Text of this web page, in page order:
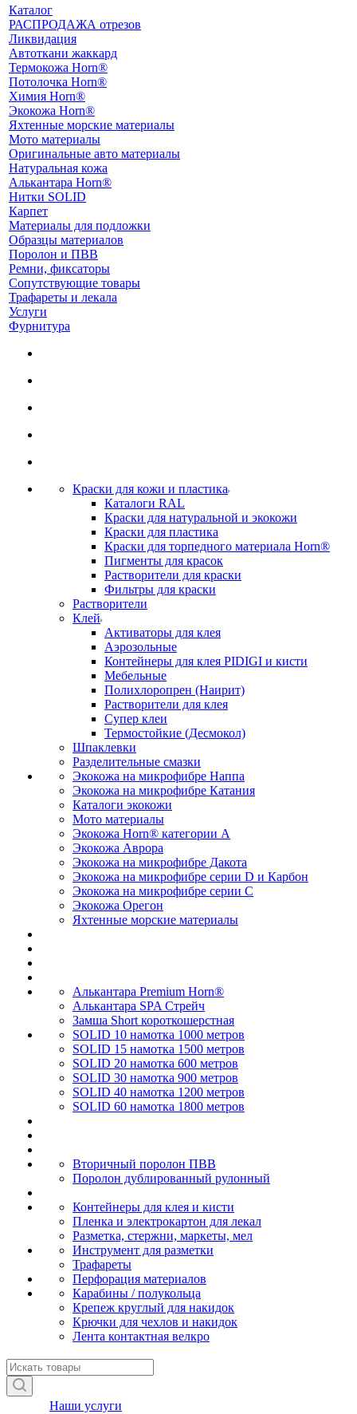
Каталог
РАСПРОДАЖА отрезов
Ликвидация
Автоткани жаккард
Термокожа Horn®
Потолочка Horn®
Химия Horn®
Экокожа Horn®
Яхтенные морские материалы
Мото материалы
Оригинальные авто материалы
Натуральная кожа
Алькантара Horn®
Нитки SOLID
Карпет
Материалы для подложки
Образцы материалов
Поролон и ПВВ
Ремни, фиксаторы
Сопутствующие товары
Трафареты и лекала
Услуги
Фурнитура
Краски для кожи и пластика
Каталоги RAL
Краски для натуральной и экокожи
Краски для пластика
Краски для торпедного материала Horn®
Пигменты для красок
Растворители для краски
Фильтры для краски
Растворители
Клей
Активаторы для клея
Аэрозольные
Контейнеры для клея PIDIGI и кисти
Мебельные
Полихлоропрен (Наирит)
Растворители для клея
Супер клеи
Термостойкие (Десмокол)
Шпаклевки
Разделительные смазки
Экокожа на микрофибре Наппа
Экокожа на микрофибре Катания
Каталоги экокожи
Мото материалы
Экокожа Horn® категории A
Экокожа Аврора
Экокожа на микрофибре Дакота
Экокожа на микрофибре серии D и Карбон
Экокожа на микрофибре серии С
Экокожа Орегон
Яхтенные морские материалы
Алькантара Premium Horn®
Алькантара SPA Стрейч
Замша Short короткошерстная
SOLID 10 намотка 1000 метров
SOLID 15 намотка 1500 метров
SOLID 20 намотка 600 метров
SOLID 30 намотка 900 метров
SOLID 40 намотка 1200 метров
SOLID 60 намотка 1800 метров
Вторичный поролон ПВВ
Поролон дублированный рулонный
Контейнеры для клея и кисти
Пленка и электрокартон для лекал
Разметка, стержни, маркеты, мел
Инструмент для разметки
Трафареты
Перфорация материалов
Карабины / полукольца
Крепеж круглый для накидок
Крючки для чехлов и накидок
Лента контактная велкро
Наши услуги